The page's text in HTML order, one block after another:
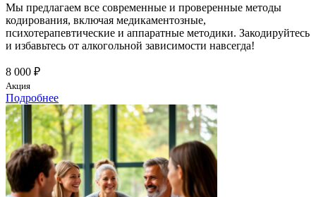
Мы предлагаем все современные и проверенные методы
кодирования, включая медикаментозные,
психотерапевтические и аппаратные методики. Закодируйтесь
и избавьтесь от алкогольной зависимости навсегда!
8 000 ₽
Акция
Подробнее